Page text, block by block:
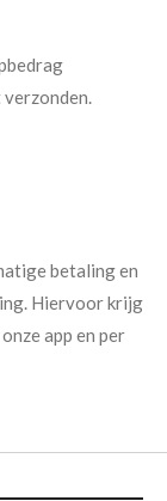
betaling en
Hiervoor krijg
app en per